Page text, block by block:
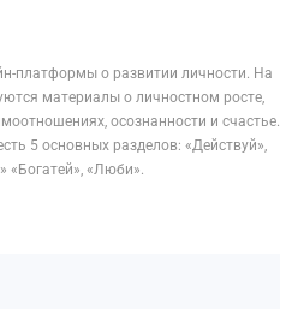
платформы о развитии личности. На
материалы о личностном росте,
осознанности и счастье.
5 основных разделов: «Действуй»,
«Богатей», «Люби».